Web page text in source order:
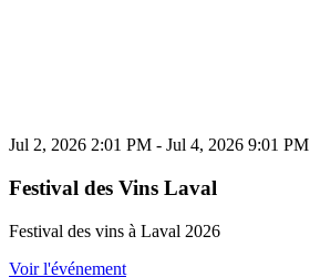
Jul 2, 2026 2:01 PM - Jul 4, 2026 9:01 PM
Festival des Vins Laval
Festival des vins à Laval 2026
Voir l'événement